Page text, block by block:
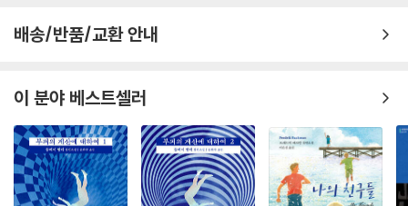
배송/반품/교환 안내
이 분야 베스트셀러